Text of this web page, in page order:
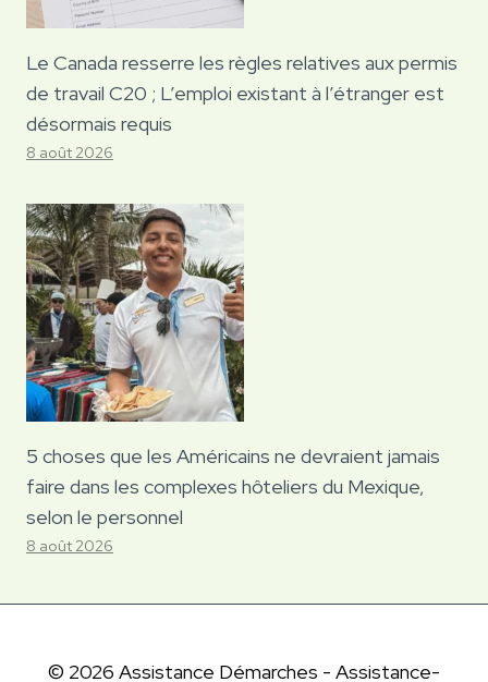
Le Canada resserre les règles relatives aux permis
de travail C20 ; L’emploi existant à l’étranger est
désormais requis
8 août 2026
5 choses que les Américains ne devraient jamais
faire dans les complexes hôteliers du Mexique,
selon le personnel
8 août 2026
© 2026 Assistance Démarches - Assistance-